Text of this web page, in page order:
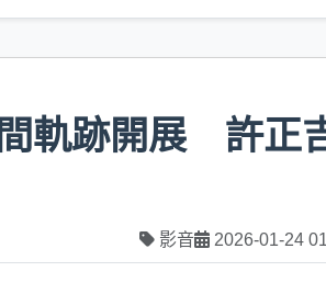
軌跡開展 許正
影音 2026-01-24